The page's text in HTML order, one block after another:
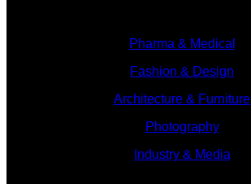
Pharma & Medical
Fashion & Design
Architecture & Furniture
Photography
Industry & Media